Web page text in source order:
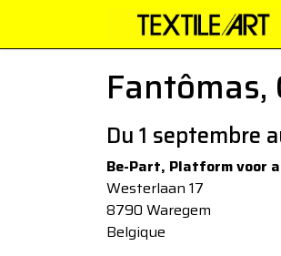
Fantômas,
Du 1 septembre
Be-Part, Platform voor
Westerlaan 17
8790 Waregem
Belgique